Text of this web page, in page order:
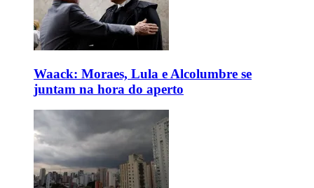
Waack: Moraes, Lula e Alcolumbre se
juntam na hora do aperto